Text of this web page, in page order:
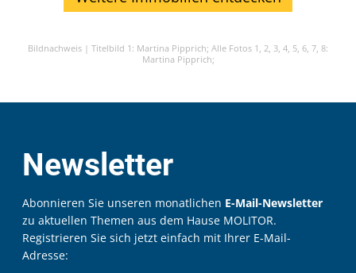
Bildnachweis | Titelbild 1: Martina Pipprich; Alle Fotos 1, 2, 3, 4, 5, 6, 7, 8:
Martina Pipprich;
Newsletter
Abonnieren Sie unseren monatlichen E-Mail-Newsletter
zu aktuellen Themen aus dem Hause MOLITOR.
Registrieren Sie sich jetzt einfach mit Ihrer E-Mail-
Adresse: